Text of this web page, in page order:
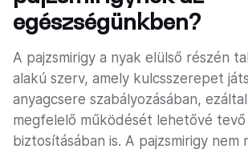
egészségünkben?
A pajzsmirigy a nyak elülső részén
alakú szerv, amely kulcsszerepet
anyagcsere szabályozásában,
megfelelő működését lehetővé tevő
biztosításában is. A pajzsmirigy nem